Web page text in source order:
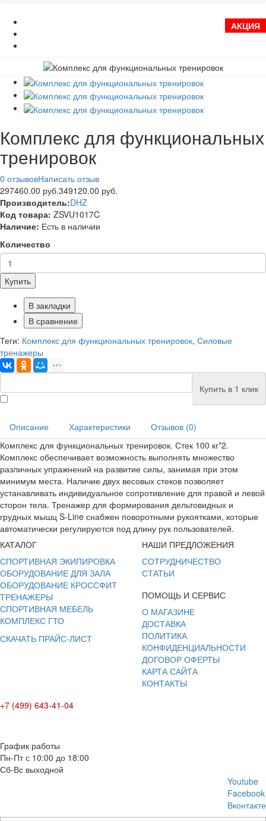
АКЦИЯ
Комплекс для функциональных
тренировок
0 отзывовНаписать отзыв
297460.00 руб.349120.00 руб.
Производитель:DHZ
Код товара: ZSVU1017C
Наличие: Есть в наличии
Количество
Купить
В закладки
В сравнение
Теги: Комплекс для функциональных тренировок, Силовые
тренажеры
Купить в 1 клик
Описание Характеристики
Отзывов (0)
Комплекс для функциональных тренировок. Стек 100 кг*2.
Комплекс обеспечивает возможность выполнять множество
различных упражнений на развитие силы, занимая при этом
минимум места. Наличие двух весовых стеков позволяет
устанавливать индивидуальное сопротивление для правой и левой
сторон тела. Тренажер для формирования дельтовидных и
грудных мышц S-Line снабжен поворотными рукоятками, которые
автоматически регулируются под длину рук пользователей.
КАТАЛОГ
СПОРТИВНАЯ ЭКИПИРОВКА
ОБОРУДОВАНИЕ ДЛЯ ЗАЛА
ОБОРУДОВАНИЕ КРОССФИТ
ТРЕНАЖЕРЫ
СПОРТИВНАЯ МЕБЕЛЬ
КОМПЛЕКС ГТО
СКАЧАТЬ ПРАЙС-ЛИСТ
НАШИ ПРЕДЛОЖЕНИЯ
СОТРУДНИЧЕСТВО
СТАТЬИ
ПОМОЩЬ И СЕРВИС
О МАГАЗИНЕ
ДОСТАВКА
ПОЛИТИКА
КОНФИДЕНЦИАЛЬНОСТИ
ДОГОВОР ОФЕРТЫ
КАРТА САЙТА
КОНТАКТЫ
+7 (499) 643-41-04
График работы
Пн-Пт с 10:00 до 18:00
Сб-Вс выходной
Youtube
Facebook
Вконтакте